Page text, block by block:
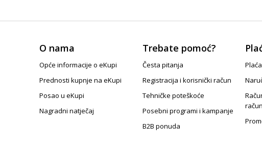
O nama
Opće informacije o eKupi
Prednosti kupnje na eKupi
Posao u eKupi
Nagradni natječaj
Trebate pomoć?
Česta pitanja
Registracija i korisnički račun
Tehničke poteškoće
Posebni programi i kampanje
B2B ponuda